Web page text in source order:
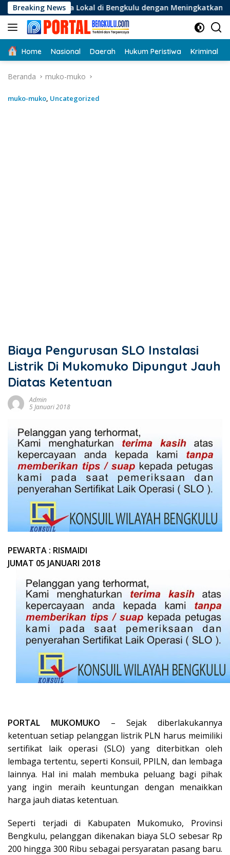
Langsung
ke
konten
Breaking News
di Bengkulu dengan Meningkatkan Ruang Publik dan
Home Nasional Daerah Hukum Peristiwa Kriminal
Beranda muko-muko
muko-muko, Uncategorized
Biaya Pengurusan SLO Instalasi
Listrik Di Mukomuko Dipungut Jauh
Diatas Ketentuan
Admin
5 Januari 2018
PEWARTA : RISMAIDI
JUMAT 05 JANUARI 2018
PORTAL MUKOMUKO – Sejak diberlakukannya
ketentuan setiap pelanggan listrik PLN harus meimiliki
sertifikat laik operasi (SLO) yang diterbitkan oleh
lembaga tertentu, seperti Konsuil, PPILN, dan lembaga
lainnya. Hal ini malah membuka peluang bagi pihak
yang ingin meraih keuntungan dengan menaikkan
harga jauh diatas ketentuan.
Seperti terjadi di Kabupaten Mukomuko, Provinsi
Bengkulu, pelanggan dikenakan biaya SLO sebesar Rp
200 hingga 300 Ribu sebagai persyaratan pasang baru.